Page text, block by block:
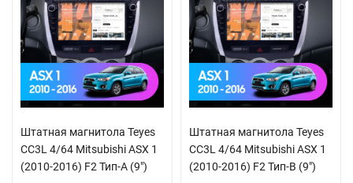
Штатная магнитола Teyes
CC3L 4/64 Mitsubishi ASX 1
(2010-2016) F2 Тип-A (9")
Штатная магнитола Teyes
CC3L 4/64 Mitsubishi ASX 1
(2010-2016) F2 Тип-B (9")